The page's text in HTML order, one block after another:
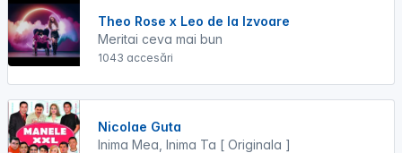
Theo Rose x Leo de la Izvoare
Meritai ceva mai bun
1043 accesări
Nicolae Guta
Inima Mea, Inima Ta [ Originala ]